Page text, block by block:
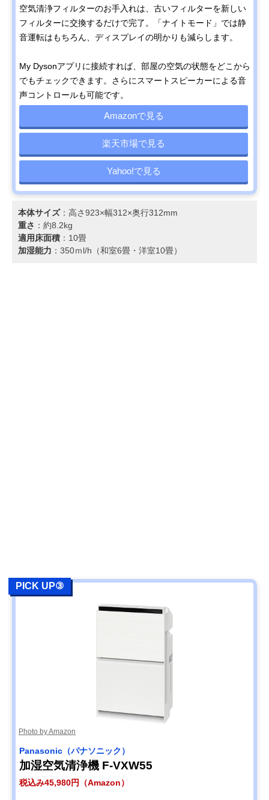
空気清浄フィルターのお手入れは、古いフィルターを新しい
フィルターに交換するだけで完了。「ナイトモード」では静
音運転はもちろん、ディスプレイの明かりも減らします。
My Dysonアプリに接続すれば、部屋の空気の状態をどこから
でもチェックできます。さらにスマートスピーカーによる音
声コントロールも可能です。
Amazonで見る
楽天市場で見る
Yahoo!で見る
本体サイズ：高さ923×幅312×奥行312mm
重さ ：約8.2kg
適用床面積 ：10畳
加湿能力 ：350ｍl/h（和室6畳・洋室10畳）
PICK UP③
Photo by Amazon
Panasonic（パナソニック）
加湿空気清浄機 F-VXW55
税込み45,980円（Amazon）